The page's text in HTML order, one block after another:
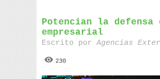
Potencian la
empresarial
Escrito porAgencias
230